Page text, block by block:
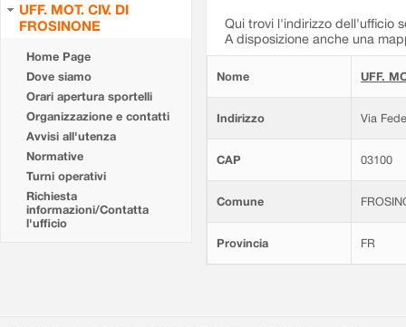
UFF. MOT. CIV. DI
FROSINONE
Home Page
Dove siamo
Orari apertura sportelli
Organizzazione e contatti
Avvisi all'utenza
Normative
Turni operativi
Richiesta
informazioni/Contatta
l'ufficio
Qui trovi l'indirizzo dell'ufficio
A disposizione anche una
Nome UFF.
Indirizzo Via
CAP 03100
Comune
Provincia FR